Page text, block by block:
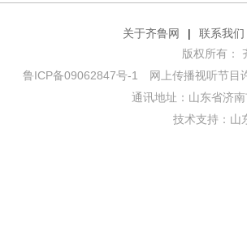
关于齐鲁网 |
联系我们
版权所有：
鲁ICP备09062847号-1
网上传播视听节目
通讯地址：山东省济
技术支持： 山